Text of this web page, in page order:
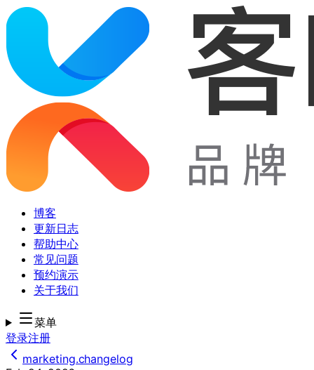
博客
更新日志
帮助中心
常见问题
预约演示
关于我们
菜单
登录注册
marketing.changelog